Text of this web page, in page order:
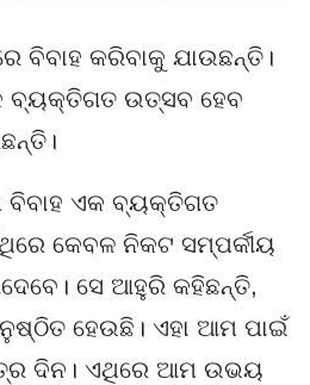
ବିବାହ କରିବାକୁ ଯାଉଛନ୍ତି।
ବ୍ୟକ୍ତିଗତ ଉତ୍ସବ ହେବ
ବିବାହ ଏକ ବ୍ୟକ୍ତିଗତ
କେବଳ ନିକଟ ସମ୍ପର୍କୀୟ
ସେ ଆହୁରି କହିଛନ୍ତି,
ହେଉଛି। ଏହା ଆମ ପାଇଁ
ଦିନ। ଏଥିରେ ଆମ ଉଭୟ